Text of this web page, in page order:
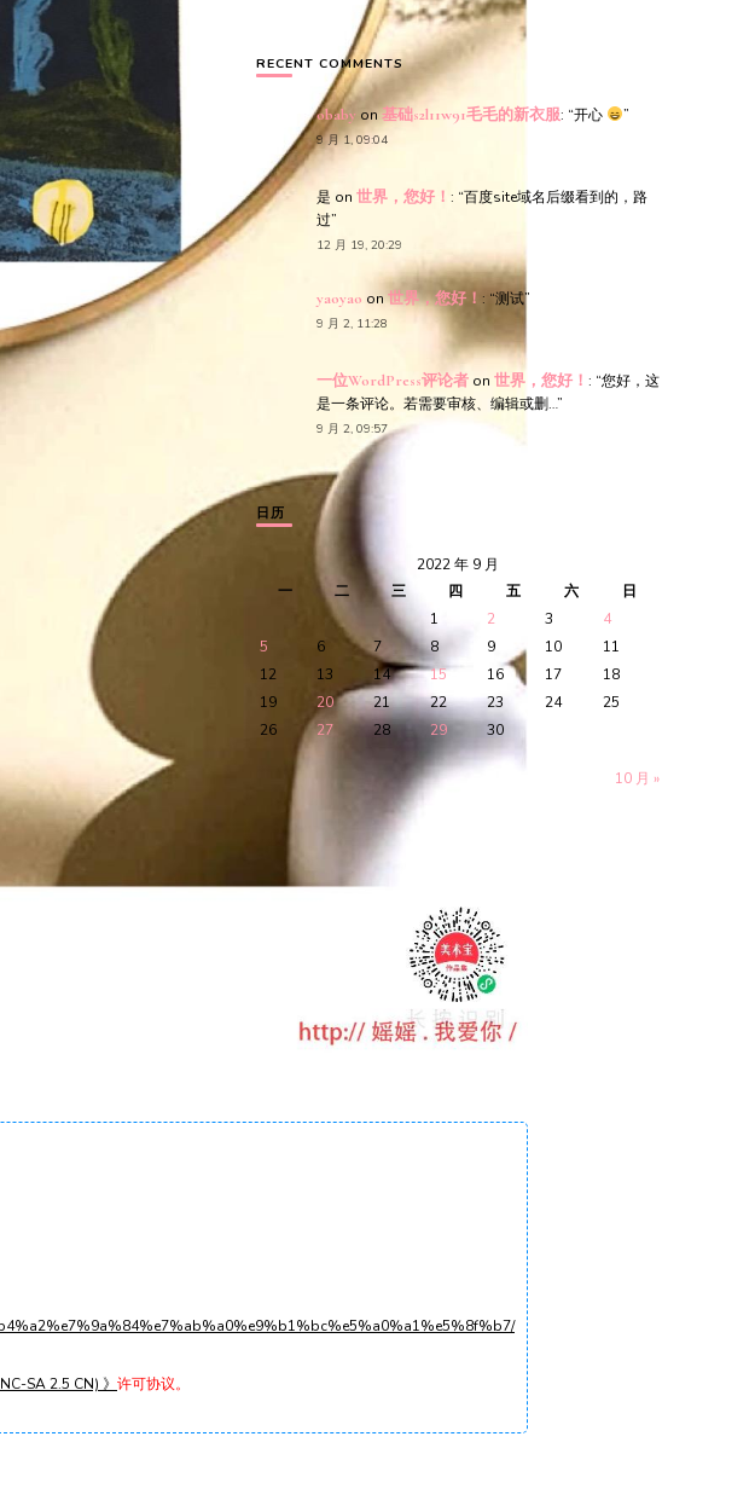
SA 2.5 CN) 》 许可协议。
RECENT COMMENTS
obaby on基础s2l11w91毛毛的新衣服: “开心 ”
9 月 1, 09:04
是 on 世界，您好！ : “百度site域名后缀看到的，路
过”
12 月 19, 20:29
yaoyao on世界，您好！ : “测试”
9 月 2, 11:28
一位WordPress评论者on 世界，您好！ : “您好，这
是一条评论。若需要审核、编辑或删…”
9 月 2, 09:57
日历
2022 年 9 月
一
二 三 四 五 六
日
1
2 3
4
5
6 7 8 9 10
11
12
13 14 15 16 17
18
19
20 21 22 23 24
25
26
27 28 29 30
10 月 »